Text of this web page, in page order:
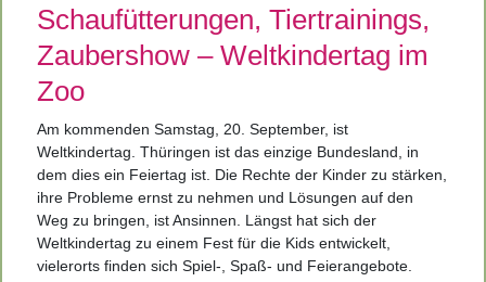
Schaufütterungen, Tiertrainings,
Zaubershow – Weltkindertag im
Zoo
Am kommenden Samstag, 20. September, ist
Weltkindertag. Thüringen ist das einzige Bundesland, in
dem dies ein Feiertag ist. Die Rechte der Kinder zu stärken,
ihre Probleme ernst zu nehmen und Lösungen auf den
Weg zu bringen, ist Ansinnen. Längst hat sich der
Weltkindertag zu einem Fest für die Kids entwickelt,
vielerorts finden sich Spiel-, Spaß- und Feierangebote.